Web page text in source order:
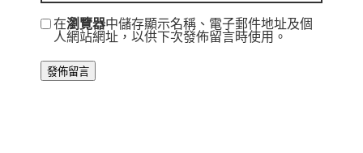
在瀏覽器中儲存顯示名稱、電子郵件地址及個
人網站網址，以供下次發佈留言時使用。